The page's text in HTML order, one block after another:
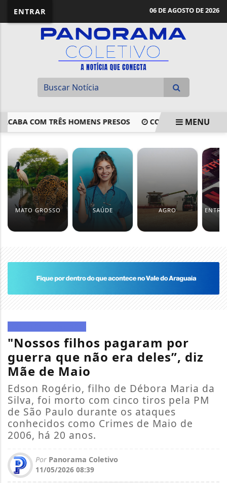
ENTRAR 06 DE AGOSTO DE 2026
COM TRÊS HOMENS PRESOS COMISSÃO APROVA
MENU
MATO GROSSO SAÚDE AGRO
"Nossos filhos pagaram por
guerra que não era deles”, diz
Mãe de Maio
Edson Rogério, filho de Débora Maria da
Silva, foi morto com cinco tiros pela PM
de São Paulo durante os ataques
conhecidos como Crimes de Maio de
2006, há 20 anos.
Por Panorama Coletivo
11/05/2026 08:39